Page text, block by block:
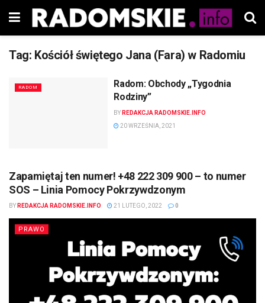
Tag: Kościół świętego Jana (Fara) w Radomiu
RADOM
Radom: Obchody „Tygodnia
Rodziny”
BY REDAKCJA RADOMSKIE.INFO
20 WRZEŚNIA, 2021
Zapamiętaj ten numer! +48 222 309 900 – to numer
SOS – Linia Pomocy Pokrzywdzonym
BY REDAKCJA RADOMSKIE.INFO 21 LUTEGO, 2022 0
PRAWO